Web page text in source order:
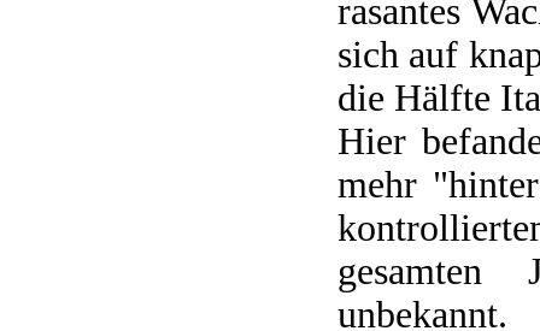
rasantes
sich auf
die Hälfte
Hier
mehr
gesamten
unbekannt.